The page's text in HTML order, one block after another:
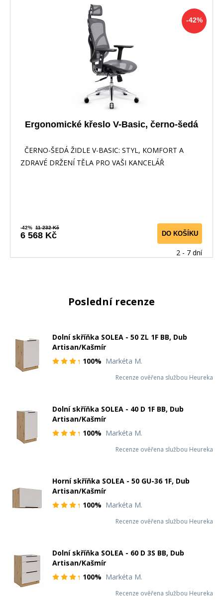
-42%
Ergonomické křeslo V-Basic, černo-šedá
ČERNO-ŠEDÁ ŽIDLE V-BASIC: STYL, KOMFORT A
ZDRAVÉ DRŽENÍ TĚLA PRO VAŠI KANCELÁŘ
-42% 11 232 Kč
6 568 Kč DO KOŠÍKU
2 - 7 dní
Poslední recenze
Dolní skříňka SOLEA - 50 ZL 1F BB, Dub
Artisan/Kašmír
100% Markéta M.
Recenze ověřena službou Heureka
Dolní skříňka SOLEA - 40 D 1F BB, Dub
Artisan/Kašmír
100% Markéta M.
Recenze ověřena službou Heureka
Horní skříňka SOLEA - 50 GU-36 1F, Dub
Artisan/Kašmír
100% Markéta M.
Recenze ověřena službou Heureka
Dolní skříňka SOLEA - 60 D 3S BB, Dub
Artisan/Kašmír
100% Markéta M.
Recenze ověřena službou Heureka